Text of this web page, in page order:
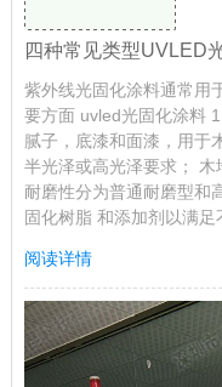
四种常见类型UVLED
紫外线光固化涂料通常用
要方面 uvled光固化涂料
腻子，底漆和面漆，用于
半光泽或高光泽要求；
耐磨性分为普通耐磨型和
固化树脂 和添加剂以满
阅读详情